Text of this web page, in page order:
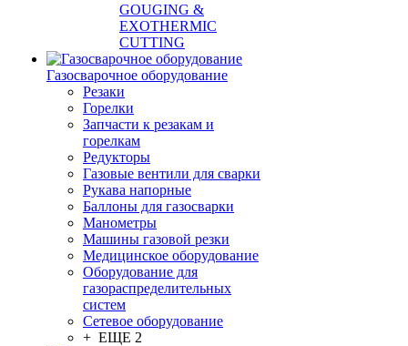
GOUGING &
EXOTHERMIC
CUTTING
Газосварочное оборудование
Резаки
Горелки
Запчасти к резакам и
горелкам
Редукторы
Газовые вентили для сварки
Рукава напорные
Баллоны для газосварки
Манометры
Машины газовой резки
Медицинское оборудование
Оборудование для
газораспределительных
систем
Сетевое оборудование
+ ЕЩЕ 2